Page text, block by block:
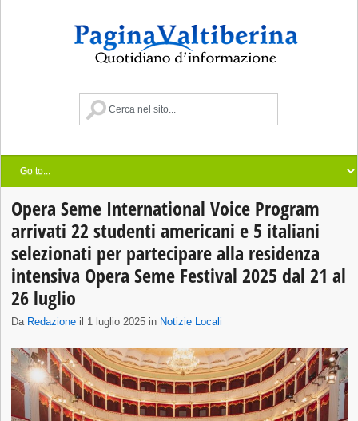
Opera Seme International Voice Program
arrivati 22 studenti americani e 5 italiani
selezionati per partecipare alla residenza
intensiva Opera Seme Festival 2025 dal 21 al
26 luglio
Da Redazione il 1 luglio 2025 in Notizie Locali